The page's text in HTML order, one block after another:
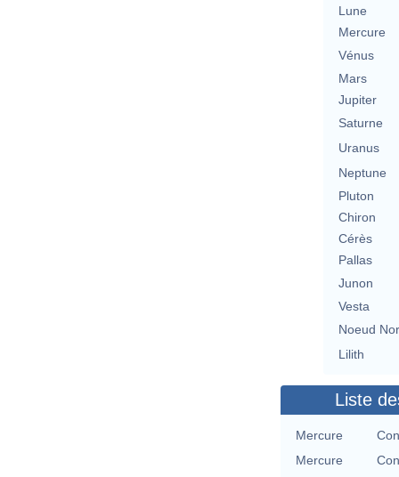
Lune
Mercure
Vénus
Mars
Jupiter
Saturne
Uranus
Neptune
Pluton
Chiron
Cérès
Pallas
Junon
Vesta
Noeud
Lilith
Liste
Mercure
Mercure